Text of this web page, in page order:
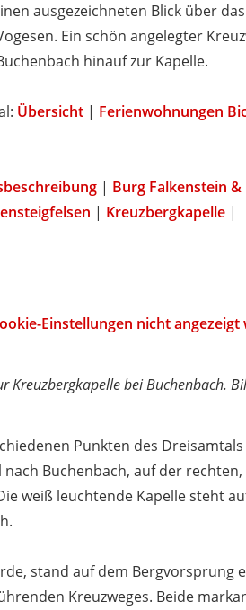
ausgezeichneten Blick über
Ein schön angelegter
hinauf zur Kapelle.
Übersicht | Ferienwohnungen
| Burg Falkenstein &
| Kreuzbergkapelle |
Einstellungen nicht
Kreuzbergkapelle bei Buchenbach.
Punkten des Dreisamtals
Buchenbach, auf der
weiß leuchtende Kapelle steht
stand auf dem Bergvorsprung
Kreuzweges. Beide